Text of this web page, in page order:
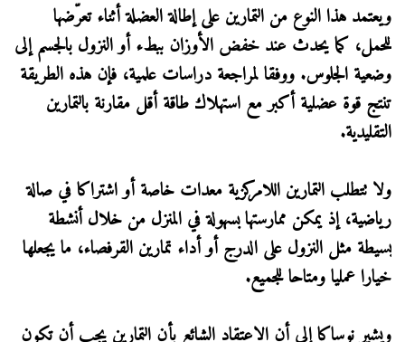
ويعتمد هذا النوع من التمارين على إطالة العضلة أثناء تعرّضها
للحمل، كما يحدث عند خفض الأوزان ببطء أو النزول بالجسم إلى
وضعية الجلوس. ووفقا لمراجعة دراسات علمية، فإن هذه الطريقة
تنتج قوة عضلية أكبر مع استهلاك طاقة أقل مقارنة بالتمارين
التقليدية.
ولا تتطلب التمارين اللامركزية معدات خاصة أو اشتراكا في صالة
رياضية، إذ يمكن ممارستها بسهولة في المنزل من خلال أنشطة
بسيطة مثل النزول على الدرج أو أداء تمارين القرفصاء، ما يجعلها
خيارا عمليا ومتاحا للجميع.